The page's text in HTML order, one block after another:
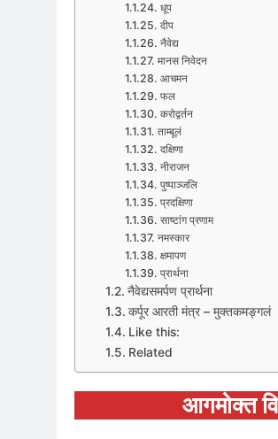
धूप
दीप
नैवेद्य
मानस निवेदन
आचमन
फल
करोद्वर्तन
ताम्बूलं
दक्षिणा
नीराजन
पुष्पाञ्जलि
प्रदक्षिणा
साष्टांग प्रणाम
नमस्कार
क्षमापण
प्रार्थना
नैवेद्यसमर्पण प्रार्थना
कर्पूर आरती मंत्र – मुक्तकमङ्गलं
Like this:
Related
आगमोक्त